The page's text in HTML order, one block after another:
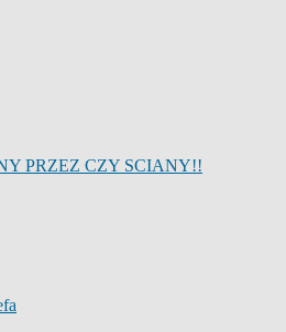
PRZEZ CZY SCIANY!!